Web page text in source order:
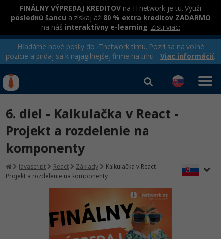
FINÁLNY VÝPREDAJ KREDITOV na ITnetwork je tu. Využi
poslednú šancu a získaj až 80 % extra kreditov ZADARMO
na náš interaktívny e-learning. Zisti viac:
Hľadáme nové posily do ITnetwork tímu. Pozri sa na voľné
pozície a pridaj sa k najagilnejšej firme na trhu - Viac informácií.
Rekvalifikačné kurzy
hradené úradom práce
Kurzy programovania
Ako začať?
Java
C# .NET -80%
Python -80%
Prihlásiť sa Registrovať
6. diel - Kalkulačka v React -
Projekt a rozdelenie na
komponenty
Javascript React Základy
Kalkulačka v React -
Projekt a rozdelenie na komponenty